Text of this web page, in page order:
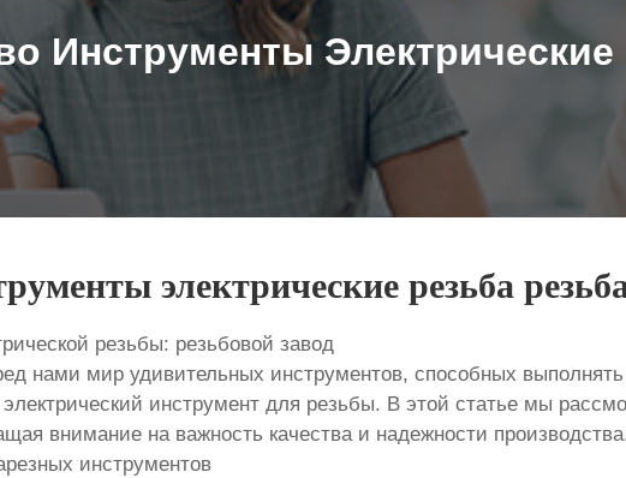
Инструменты
электрические резьба
резьбы: резьбовой завод
нами мир удивительных инструментов, способных
инструмент для резьбы. В этой статье мы
внимание на важность качества и надежности
инструментов